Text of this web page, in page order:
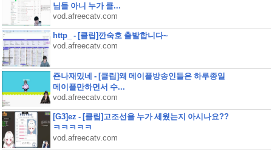
님들 아니 누가 클...
vod.afreecatv.com
http_ - [클립]깐숙호 출발합니다~
vod.afreecatv.com
죤나재밌네 - [클립]왜 메이플방송인들은 하루종일
메이플만하면서 수...
vod.afreecatv.com
[G3]ez - [클립]고조선을 누가 세웠는지 아시나요??
ㅋㅋㅋㅋㅋ
vod.afreecatv.com